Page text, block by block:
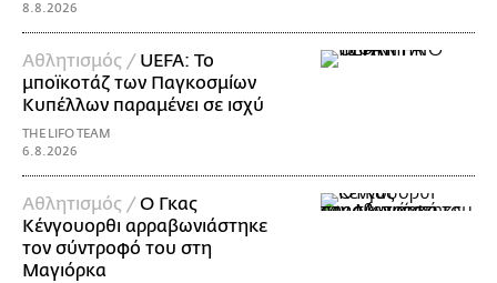
8.8.2026
Αθλητισμός / UEFA: Το
μποϊκοτάζ των Παγκοσμίων
Κυπέλλων παραμένει σε ισχύ
THE LIFO TEAM
6.8.2026
Αθλητισμός /Ο Γκας
Κένγουορθι αρραβωνιάστηκε
τον σύντροφό του στη
Μαγιόρκα